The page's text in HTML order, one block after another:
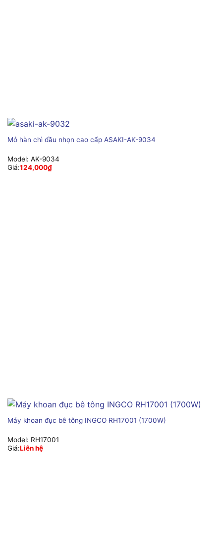
Mỏ hàn chì đầu nhọn cao cấp ASAKI-AK-9034
Model: AK-9034
Giá:124,000₫
Máy khoan đục bê tông INGCO RH17001 (1700W)
Model: RH17001
Giá:Liên hệ